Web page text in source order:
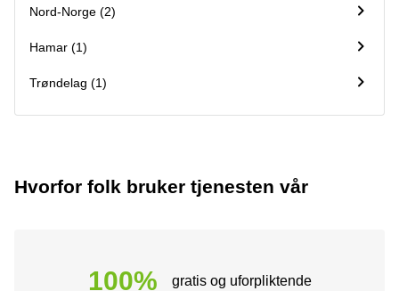
2 Eidsvoll
17A
Nord-Norge (2)
Hamar (1)
Trøndelag (1)
Hvorfor folk bruker tjenesten vår
100% gratis og uforpliktende